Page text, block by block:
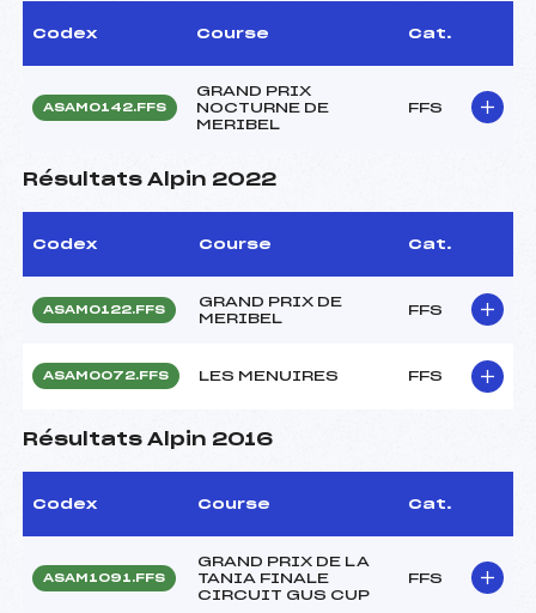
Codex Course Cat.
ASAM0142.FFS
GRAND PRIX
NOCTURNE DE
MERIBEL
FFS
Résultats Alpin 2022
Codex Course Cat.
ASAM0122.FFS
GRAND PRIX DE
MERIBEL
FFS
ASAM0072.FFS LES MENUIRES FFS
Résultats Alpin 2016
Codex Course Cat.
ASAM1091.FFS
GRAND PRIX DE LA
TANIA FINALE
CIRCUIT GUS CUP
FFS